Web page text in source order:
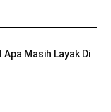
Apa Masih Layak Di